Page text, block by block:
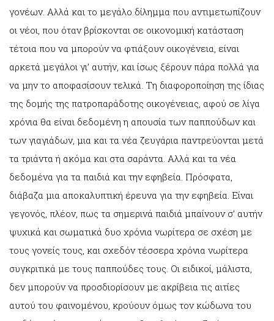
γονέων. Αλλά και το μεγάλο δίλημμα που αντιμετωπίζουν
οι νέοι, που όταν βρίσκονται σε οικονομική κατάσταση
τέτοια που να μπορούν να φτιάξουν οικογένεια, είναι
αρκετά μεγάλοι γι’ αυτήν, και ίσως ξέρουν πάρα πολλά για
να μην το αποφασίσουν τελικά. Τη διαφοροποίηση της ίδιας
της δομής της πατροπαράδοτης οικογένειας, αφού σε λίγα
χρόνια θα είναι δεδομένη η απουσία των παππούδων και
των γιαγιάδων, μια και τα νέα ζευγάρια παντρεύονται μετά
τα τριάντα ή ακόμα και στα σαράντα. Αλλά και τα νέα
δεδομένα για τα παιδιά και την εφηβεία. Πρόσφατα,
διάβαζα μια αποκαλυπτική έρευνα για την εφηβεία. Είναι
γεγονός, πλέον, πως τα σημερινά παιδιά μπαίνουν σ’ αυτήν
ψυχικά και σωματικά δυο χρόνια νωρίτερα σε σχέση με
τους γονείς τους, και σχεδόν τέσσερα χρόνια νωρίτερα
συγκριτικά με τους παππούδες τους. Οι ειδικοί, μάλιστα,
δεν μπορούν να προσδιορίσουν με ακρίβεια τις αιτίες
αυτού του φαινομένου, κρούουν όμως τον κώδωνα του